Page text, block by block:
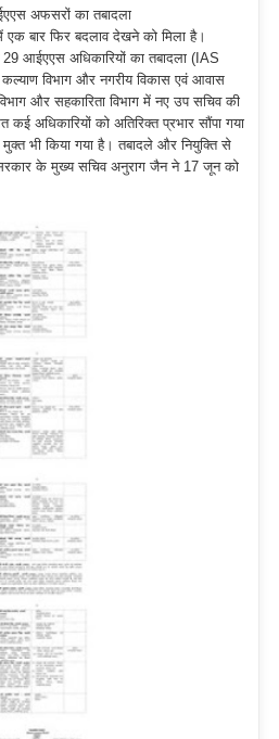
अफसरों का तबादला
एक बार फिर बदलाव देखने को मिला है।
आईएएस अधिकारियों का तबादला (IAS
विभाग और नगरीय विकास एवं आवास
और सहकारिता विभाग में नए उप सचिव की
कई अधिकारियों को अतिरिक्त प्रभार सौंपा गया
भी किया गया है। तबादले और नियुक्ति से
के मुख्य सचिव अनुराग जैन ने 17 जून को